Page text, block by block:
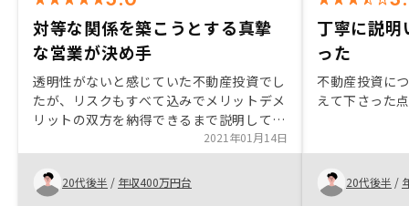
対等な関係を築こうとする真摯
な営業が決め手
透明性がないと感じていた不動産投資でし
たが、リスクもすべて込みでメリットデメ
リットの双方を納得できるまで説明して頂
けた点がよかったです。 十分に許容でき
るリスク範囲だったことと、対等に関係を
築こうとされるセールスの方の真摯な営業
が購入の決め手となりました。
2021年01月14日
20代後半 / 年収400万円台
丁寧に説明
った
不動産投資に
えて下さった
20代後半 /